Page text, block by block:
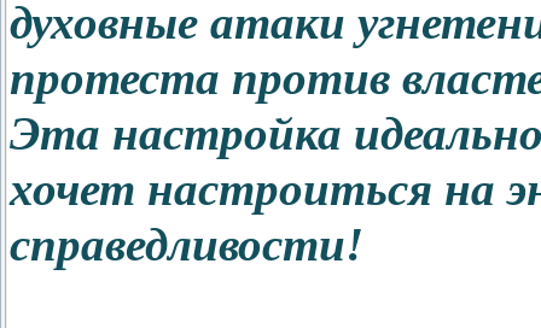
духовные атаки
протеста против
Эта настройка
хочет настроиться на
справедливости!